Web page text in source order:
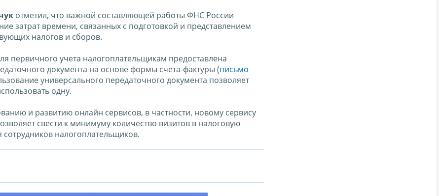
отметил, что важной составляющей работы ФНС России
затрат времени, связанных с подготовкой и представлением
налогов и сборов.
первичного учета налогоплательщикам предоставлена
документа на основе формы счета-фактуры (письмо
универсального передаточного документа позволяет
одну.
и развитию онлайн сервисов, в частности, новому сервису
свести к минимуму количество визитов в налоговую
налогоплательщиков.